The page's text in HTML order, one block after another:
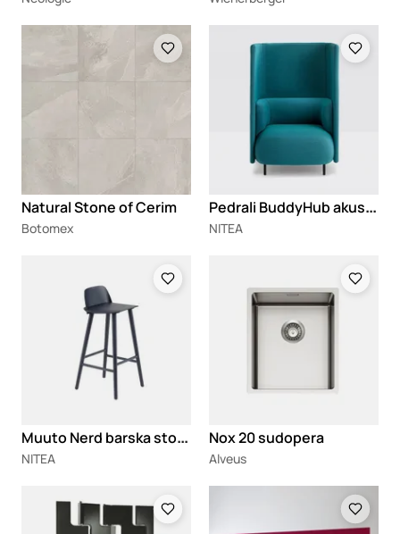
Natural Stone of Cerim
Botomex
P
edrali BuddyHub akustična fotelja
NITEA
M
uuto Nerd barska stolica
NITEA
Nox 20 sudopera
Alveus